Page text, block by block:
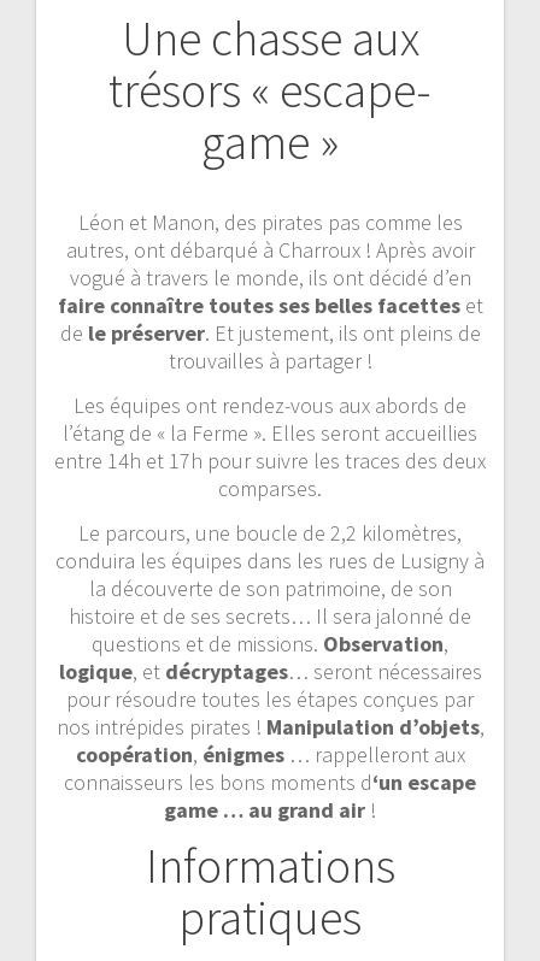
Une chasse aux
trésors « escape-
game »
Léon et Manon, des pirates pas comme les
autres, ont débarqué à Charroux ! Après avoir
vogué à travers le monde, ils ont décidé d’en
faire connaître toutes ses belles facetteset
de le préserver. Et justement, ils ont pleins de
trouvailles à partager !
Les équipes ont rendez-vous aux abords de
l’étang de « la Ferme ». Elles seront accueillies
entre 14h et 17h pour suivre les traces des deux
comparses.
Le parcours, une boucle de 2,2 kilomètres,
conduira les équipes dans les rues de Lusigny à
la découverte de son patrimoine, de son
histoire et de ses secrets… Il sera jalonné de
questions et de missions. Observation,
logique, et décryptages… seront nécessaires
pour résoudre toutes les étapes conçues par
nos intrépides pirates ! Manipulation d’objets,
coopération, énigmes… rappelleront aux
connaisseurs les bons moments d‘un escape
game … au grand air !
Informations
pratiques